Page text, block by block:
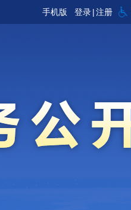
手机版 登录|注册